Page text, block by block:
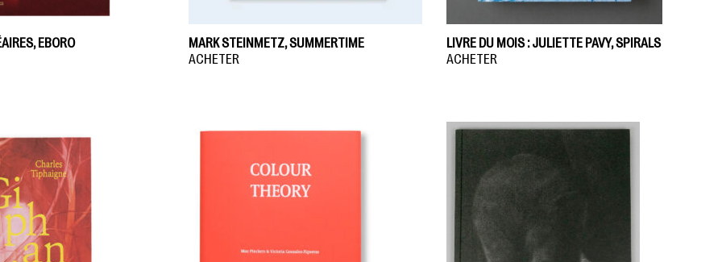
EBORO
MARK STEINMETZ, SUMMERTIME
ACHETER
LIVRE DU MOIS : JULIETTE PAVY, SPIRALS
ACHETER